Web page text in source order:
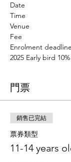
Date
Time
Venue
Fee
Enrolment deadline
2025 Early bird
門票
銷售已完結
票券類型
11-14 years